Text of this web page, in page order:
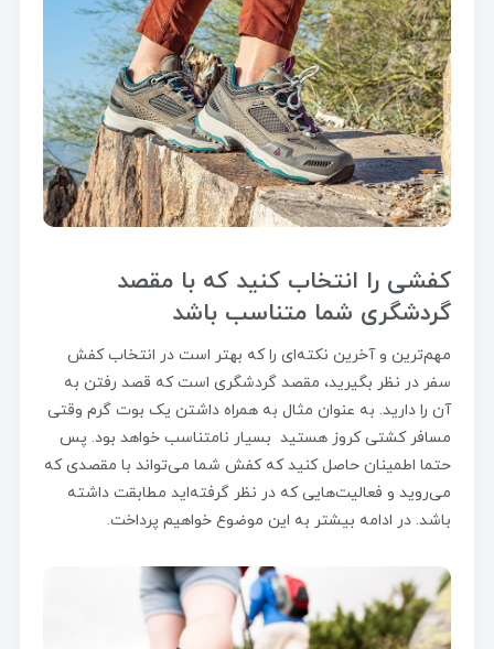
کفشی را انتخاب کنید که با مقصد
گردشگری شما متناسب باشد
مهم‌ترین و آخرین نکته‌ای را که بهتر است در انتخاب کفش
سفر در نظر بگیرید، مقصد گردشگری است که قصد رفتن به
آن را دارید. به عنوان مثال به همراه داشتن یک بوت گرم وقتی
مسافر کشتی کروز هستید بسیار نامتناسب خواهد بود. پس
حتما اطمینان حاصل کنید که کفش شما می‌تواند با مقصدی که
می‌روید و فعالیت‌هایی که در نظر گرفته‌اید مطابقت داشته
باشد. در ادامه بیشتر به این موضوع خواهیم پرداخت.